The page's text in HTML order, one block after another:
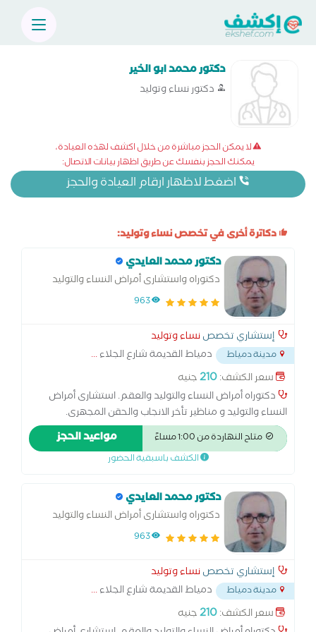
دكتور محمد ابو الخير
دكتور نساء وتوليد
لا يمكن الحجز مباشرة من خلال اكشف لهذه العيادة،
يمكنك الحجز بنفسك عن طريق اظهار بيانات الاتصال:
اضغط لاظهار ارقام العيادة والحجز
دكاترة أخرى في تخصص نساء وتوليد:
دكتور محمد العايدي
دكتوراه واستشارى أمراض النساء والتوليد
والعقم والحقن المجهرى والمناظير.
963
إستشاري تخصصنساء وتوليد
مدينة دمياط دمياط القديمة شارع الجلاء...
سعر الكشف:210جنيه
دكتوراه أمراض النساء والتوليد والعقم. استشارى أمراض
النساء والتوليد و مناظير تأخر الانجاب والحقن المجهرى.
والكشف بالسونار والدوبلر الملون. والطبيب خبرة كبيرة وطويلة
فى متابعة الحمل والحمل الحرج والولادة بنوعيها الطبيعى
والقيصرى والتعامل مع المشيمة. جميع عمليات أمراض النساء
الليفية أو سقوط سقف البدن أو السقوط المهبلى الأمامى
والسقوط المهبلى الخلفى عمليات الحمل خارج الرحم. عمليات
المبيض. عمليات الحقن المجهرى وعمليات العجان والتجميل
النسائي الجراحى. عمليات المناظير.
متاح النهاردة من 1:00 مساءً مواعيد الحجز
الكشف باسبقية الحضور
دكتور محمد العايدي
دكتوراه واستشارى أمراض النساء والتوليد
والعقم والحقن المجهرى والمناظير.
963
إستشاري تخصصنساء وتوليد
مدينة دمياط دمياط القديمة شارع الجلاء...
سعر الكشف:210جنيه